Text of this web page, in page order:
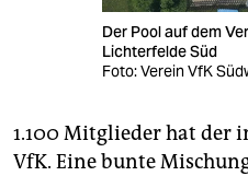
Der Pool auf dem
Lichterfelde Süd
Foto: Verein VfK
1.100 Mitglieder hat der
VfK. Eine bunte